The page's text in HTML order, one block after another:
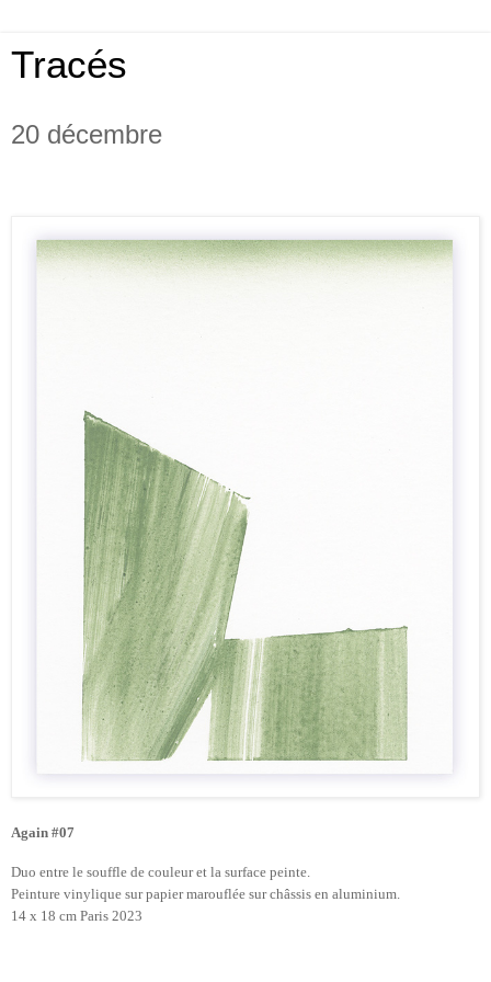
Tracés
20 décembre
Again #07
Duo entre le souffle de couleur et la surface peinte.
Peinture vinylique sur papier marouflée sur châssis en aluminium.
14 x 18 cm Paris 2023